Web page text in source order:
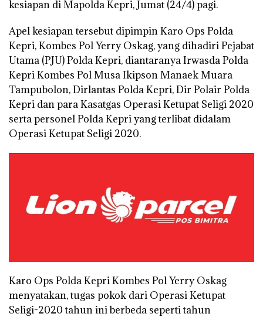
kesiapan di Mapolda Kepri, Jumat (24/4) pagi.
Apel kesiapan tersebut dipimpin Karo Ops Polda
Kepri, Kombes Pol Yerry Oskag, yang dihadiri Pejabat
Utama (PJU) Polda Kepri, diantaranya Irwasda Polda
Kepri Kombes Pol Musa Ikipson Manaek Muara
Tampubolon, Dirlantas Polda Kepri, Dir Polair Polda
Kepri dan para Kasatgas Operasi Ketupat Seligi 2020
serta personel Polda Kepri yang terlibat didalam
Operasi Ketupat Seligi 2020.
Karo Ops Polda Kepri Kombes Pol Yerry Oskag
menyatakan, tugas pokok dari Operasi Ketupat
Seligi-2020 tahun ini berbeda seperti tahun